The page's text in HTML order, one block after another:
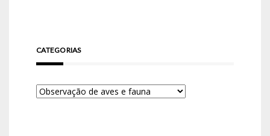
CATEGORIAS